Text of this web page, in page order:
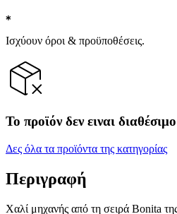
Ισχύουν όροι & προϋποθέσεις.
Το προϊόν δεν ειναι διαθέσιμο
Δες όλα τα προϊόντα της κατηγορίας
Περιγραφή
Χαλί μηχανής από τη σειρά Bonita